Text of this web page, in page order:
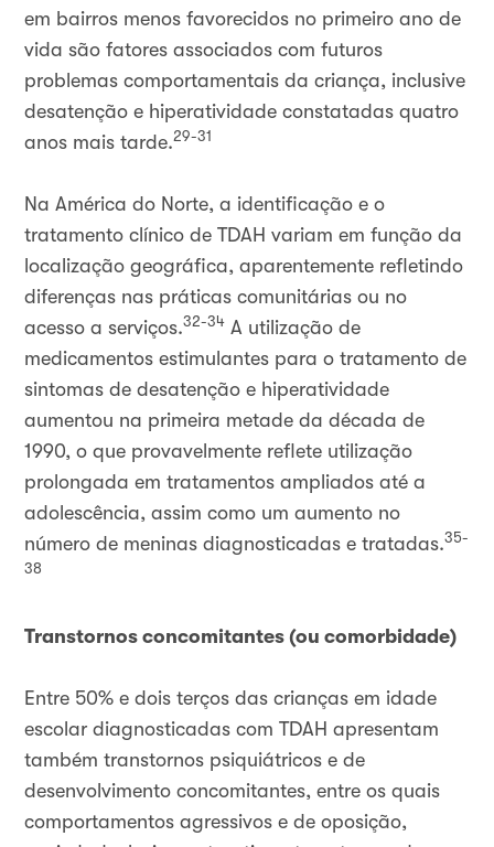
em bairros menos favorecidos no primeiro ano de
vida são fatores associados com futuros
problemas comportamentais da criança, inclusive
desatenção e hiperatividade constatadas quatro
anos mais tarde.29-31
Na América do Norte, a identificação e o
tratamento clínico de TDAH variam em função da
localização geográfica, aparentemente refletindo
diferenças nas práticas comunitárias ou no
acesso a serviços.32-34 A utilização de
medicamentos estimulantes para o tratamento de
sintomas de desatenção e hiperatividade
aumentou na primeira metade da década de
1990, o que provavelmente reflete utilização
prolongada em tratamentos ampliados até a
adolescência, assim como um aumento no
número de meninas diagnosticadas e tratadas.35-
38
Transtornos concomitantes (ou comorbidade)
Entre 50% e dois terços das crianças em idade
escolar diagnosticadas com TDAH apresentam
também transtornos psiquiátricos e de
desenvolvimento concomitantes, entre os quais
comportamentos agressivos e de oposição,